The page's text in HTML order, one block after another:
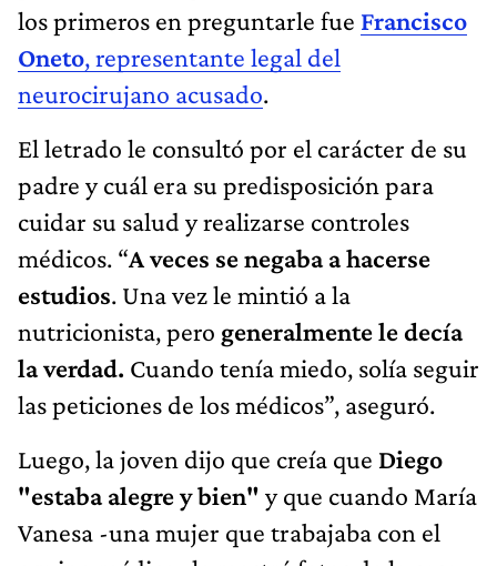
los primeros en preguntarle fue Francisco
Oneto, representante legal del
neurocirujano acusado.
El letrado le consultó por el carácter de su
padre y cuál era su predisposición para
cuidar su salud y realizarse controles
médicos. “A veces se negaba a hacerse
estudios. Una vez le mintió a la
nutricionista, pero generalmente le decía
la verdad. Cuando tenía miedo, solía seguir
las peticiones de los médicos”, aseguró.
Luego, la joven dijo que creía que Diego
"estaba alegre y bien" y que cuando María
Vanesa -una mujer que trabajaba con el